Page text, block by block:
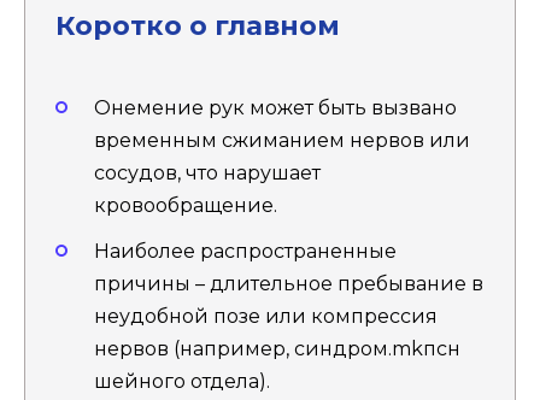
Коротко о главном
Онемение рук может быть вызвано
временным сжиманием нервов или
сосудов, что нарушает
кровообращение.
Наиболее распространенные
причины – длительное пребывание в
неудобной позе или компрессия
нервов (например, синдром.mkпсн
шейного отдела).